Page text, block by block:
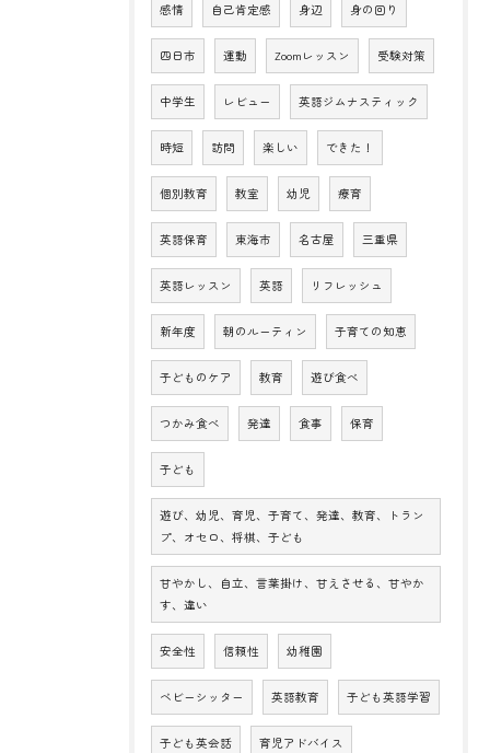
感情 自己肯定感 身辺 身の回り
四日市 運動 Zoomレッスン 受験対策
中学生 レビュー 英語ジムナスティック
時短 訪問 楽しい できた！
個別教育 教室 幼児 療育
英語保育 東海市 名古屋 三重県
英語レッスン 英語 リフレッシュ
新年度 朝のルーティン 子育ての知恵
子どものケア 教育 遊び食べ
つかみ食べ 発達 食事 保育
子ども
遊び、幼児、育児、子育て、発達、教育、トラン
プ、オセロ、将棋、子ども
甘やかし、自立、言葉掛け、甘えさせる、甘やか
す、違い
安全性 信頼性 幼稚園
ベビーシッター 英語教育 子ども英語学習
子ども英会話 育児アドバイス